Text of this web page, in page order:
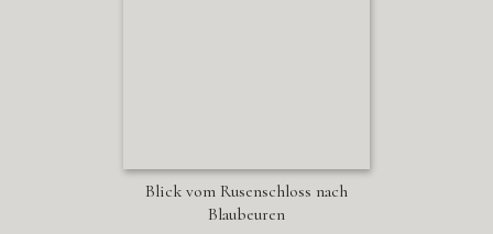
Blick vom Rusenschloss nach
Blaubeuren